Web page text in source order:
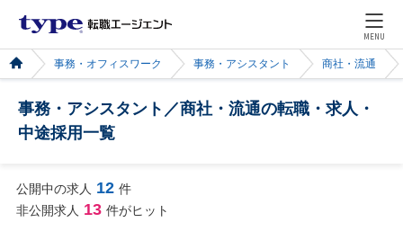
MENU
事務・オフィスワーク 事務・アシスタント 商社・流通
事務・アシスタント／商社・流通の転職・求人・
中途採用一覧
公開中の求人 12 件
非公開求人 13 件がヒット